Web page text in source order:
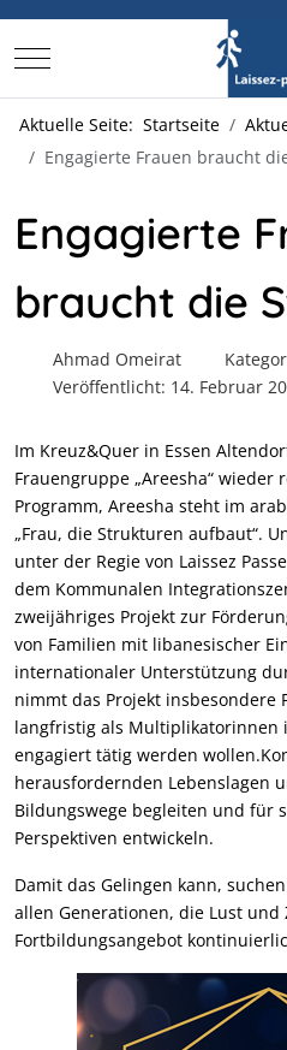
Mobile Menu Toggle
Aktuelle Seite: Startseite
Engagierte Frauen braucht
Engagierte
braucht die
Ahmad Omeirat
Veröffentlicht: 14. Februar
Im Kreuz&Quer in Essen
Frauengruppe „Areesha“ wieder
Programm, Areesha steht im
„Frau, die Strukturen aufbaut“.
unter der Regie von Laissez
dem Kommunalen
zweijähriges Projekt zur
von Familien mit libanesischer
internationaler Unterstützung
nimmt das Projekt insbesondere
langfristig als Multiplikatorinnen
engagiert tätig werden
herausfordernden Lebenslagen
Bildungswege begleiten und für
Perspektiven entwickeln.
Damit das Gelingen kann,
allen Generationen, die Lust
Fortbildungsangebot